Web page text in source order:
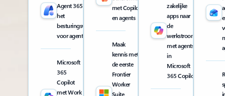
zakelijke
apps naar
de
werkstroom
met agents
in
Microsoft
365 Copilot
met Copilot
en agents
Maak
kennis met
de eerste
Frontier
Worker
Suite,
Agent 365:
het
besturingsvlak
voor agents
Microsoft
365
Copilot
met Work